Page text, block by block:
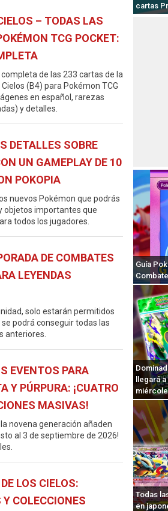
– TODAS LAS
TCG POCKET:
completa de las 233 cartas de la
(B4) para Pokémon TCG
en español, rarezas
y detalles.
DETALLES SOBRE
UN GAMEPLAY DE 10
POKOPIA
nuevos Pokémon que podrás
objetos importantes que
todos los jugadores.
DE COMBATES
LEYENDAS
solo estarán permitidos
podrá conseguir todas las
anteriores.
EVENTOS PARA
Y PÚRPURA: ¡CUATRO
MASIVAS!
la novena generación añaden
al 3 de septiembre de 2026!
LOS CIELOS:
COLECCIONES
cartas
Guía
llegará
Todas
en